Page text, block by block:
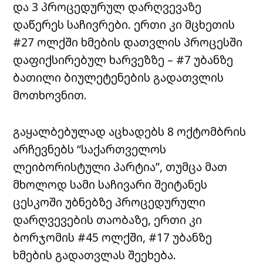
და 3 პროცედურულ დარღვევაზე
დაწერეს საჩივრები. ერთი კი მცხეთის
#27 ოლქში ხმების დათვლის პროცესში
დაფიქსირებულ ხარვეზზე – #7 უბანზე
ბათილი ბიულეტენების გადათვლის
მოთხოვნით.
გაყალბებულად აცხადებს 8 ოქტომბრის
არჩევნებს “საქართველოს
ლეიბორისტული პარტია”, თუმცა მათ
მხოლოდ სამი საჩივარი შეიტანეს
ცესკოში უბნებზე პროცედურული
დარღვევების თაობაზე, ერთი კი
ბორჯომის #45 ოლქში, #17 უბანზე
ხმების გადათვლას შეეხება.